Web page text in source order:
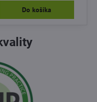
Do košíka